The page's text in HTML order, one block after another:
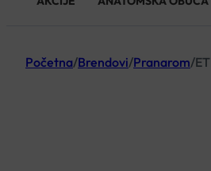
Početna/Brendovi/Pranarom/